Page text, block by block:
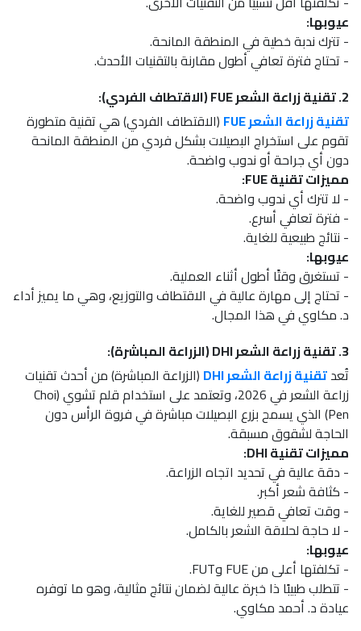
عيوبها:
- تترك ندبة خطية في المنطقة المانحة.
- تحتاج فترة تعافي أطول مقارنة بالتقنيات الأحدث.
2. تقنية زراعة الشعر FUE (الاقتطاف الفردي):
تقنية زراعة الشعر FUE
(الاقتطاف الفردي) هي تقنية متطورة
تقوم على استخراج البصيلات بشكل فردي من المنطقة المانحة
دون أي جراحة أو ندوب واضحة.
مميزات تقنية FUE:
- لا تترك أي ندوب واضحة.
- فترة تعافي أسرع.
- نتائج طبيعية للغاية.
عيوبها:
- تستغرق وقتًا أطول أثناء العملية.
- تحتاج إلى مهارة عالية في الاقتطاف والتوزيع، وهي ما يميز أداء
د. مكاوي في هذا المجال.
3. تقنية زراعة الشعر DHI (الزراعة المباشرة):
تُعدتقنية زراعة الشعر DHI
(الزراعة المباشرة) من أحدث تقنيات
زراعة الشعر في 2026، وتعتمد على استخدام قلم تشوي (Choi
Pen) الذي يسمح بزرع البصيلات مباشرة في فروة الرأس دون
الحاجة لشقوق مسبقة.
مميزات تقنية DHI:
- دقة عالية في تحديد اتجاه الزراعة.
- كثافة شعر أكبر.
- وقت تعافي قصير للغاية.
- لا حاجة لحلاقة الشعر بالكامل.
عيوبها:
- تكلفتها أعلى من FUE وFUT.
- تتطلب طبيبًا ذا خبرة عالية لضمان نتائج مثالية، وهو ما توفره
عيادة د. أحمد مكاوي.